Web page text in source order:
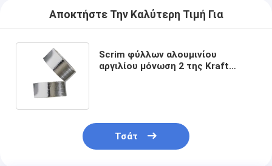
Κολλητική ταινία υφασμάτων γυαλιού
Κολλητική ταινία ταινιών Polyimide
Κολλητική ταινία φύλλων αλουμινίου αργιλίου
Ταινία υφασμάτων γυαλιού φύλλων αλουμινίου αργιλίου
Ύφασμα φίμπεργκλας φύλλων αλουμινίου αργιλίου
Αποκτήστε Την Καλύτερη Τιμή Για
Scrim φύλλων αλουμινίου
αργιλίου μόνωση 2 της Kraft
Τσάτ